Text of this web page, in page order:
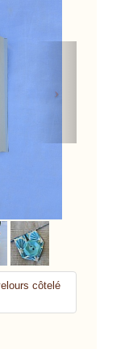
côtelé